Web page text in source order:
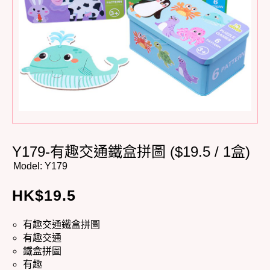
Y179-有趣交通鐵盒拼圖 ($19.5 / 1盒)
Model: Y179
HK$19.5
有趣交通鐵盒拼圖
有趣交通
鐵盒拼圖
有趣